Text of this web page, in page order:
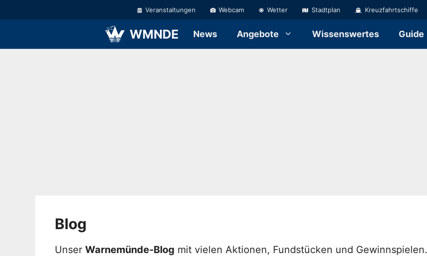
Inhalt
Veranstaltungen Webcam Wetter Stadtplan Kreuzfahrtschiffe
WMNDE News Angebote Wissenswertes Guide
Blog
Unser Warnemünde-Blog mit vielen Aktionen, Fundstücken und Gewinnspielen.